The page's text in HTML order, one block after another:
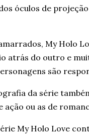
óculos de
My Holo
atrás do outro e
são
da série
ação ou as de
My Holo Love